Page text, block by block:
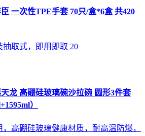
臣 一次性TPE手套 70只/盒*6盒 共420
取式，即用即取 20
天龙 高硼硅玻璃碗沙拉碗 圆形3件套
）
高硼硅玻璃健康材质，耐高温防爆，